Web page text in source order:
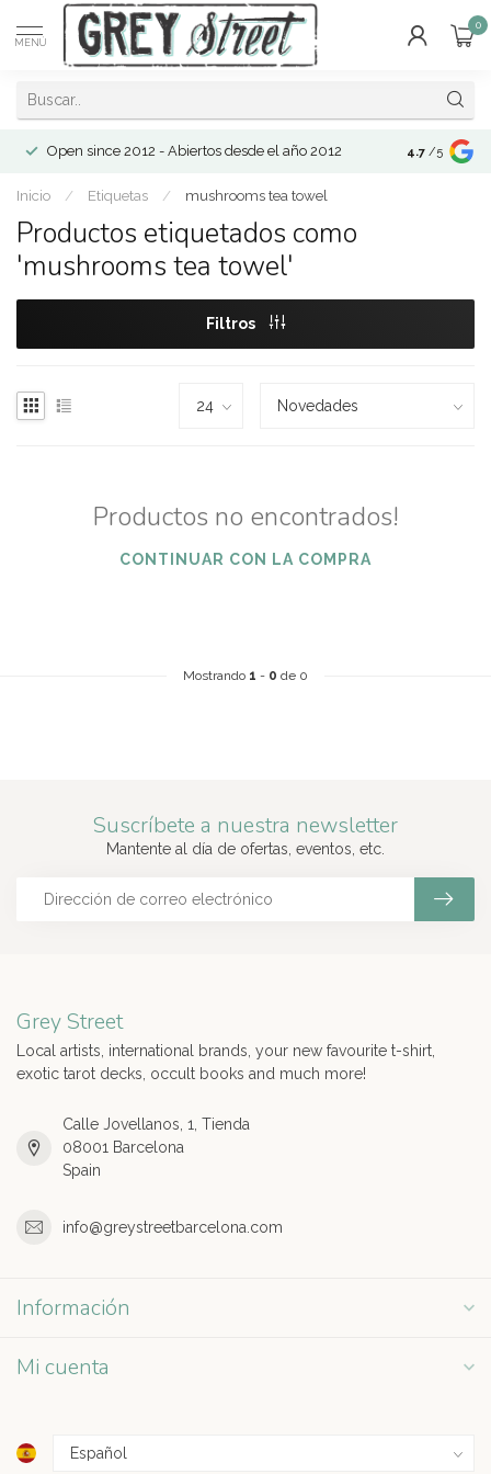
MENÚ
0
Open since 2012 - Abiertos desde el año 2012 4.7 /5
Inicio / Etiquetas / mushrooms tea towel
Productos etiquetados como
'mushrooms tea towel'
Filtros
Productos no encontrados!
CONTINUAR CON LA COMPRA
Mostrando 1 - 0 de 0
Suscríbete a nuestra newsletter
Mantente al día de ofertas, eventos, etc.
Grey Street
Local artists, international brands, your new favourite t-shirt,
exotic tarot decks, occult books and much more!
Calle Jovellanos, 1, Tienda
08001 Barcelona
Spain
info@greystreetbarcelona.com
Información
Mi cuenta